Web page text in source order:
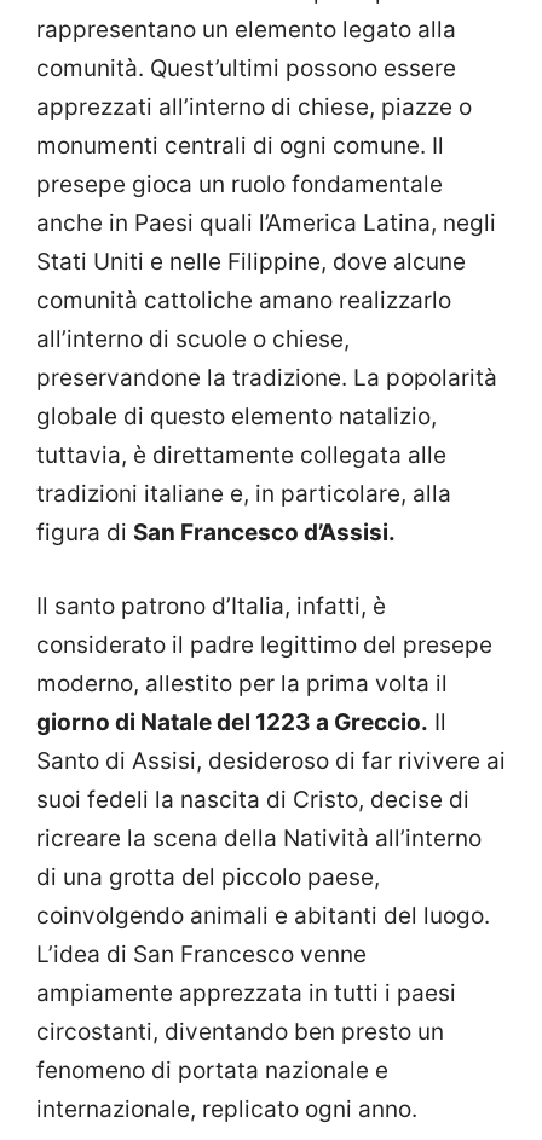
rappresentano un elemento legato alla
comunità. Quest’ultimi possono essere
apprezzati all’interno di chiese, piazze o
monumenti centrali di ogni comune. Il
presepe gioca un ruolo fondamentale
anche in Paesi quali l’America Latina, negli
Stati Uniti e nelle Filippine, dove alcune
comunità cattoliche amano realizzarlo
all’interno di scuole o chiese,
preservandone la tradizione. La popolarità
globale di questo elemento natalizio,
tuttavia, è direttamente collegata alle
tradizioni italiane e, in particolare, alla
figura di San Francesco d’Assisi.
Il santo patrono d’Italia, infatti, è
considerato il padre legittimo del presepe
moderno, allestito per la prima volta il
giorno di Natale del 1223 a Greccio. Il
Santo di Assisi, desideroso di far rivivere ai
suoi fedeli la nascita di Cristo, decise di
ricreare la scena della Natività all’interno
di una grotta del piccolo paese,
coinvolgendo animali e abitanti del luogo.
L’idea di San Francesco venne
ampiamente apprezzata in tutti i paesi
circostanti, diventando ben presto un
fenomeno di portata nazionale e
internazionale, replicato ogni anno.